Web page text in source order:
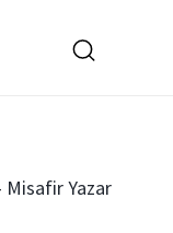
Misafir Yazar